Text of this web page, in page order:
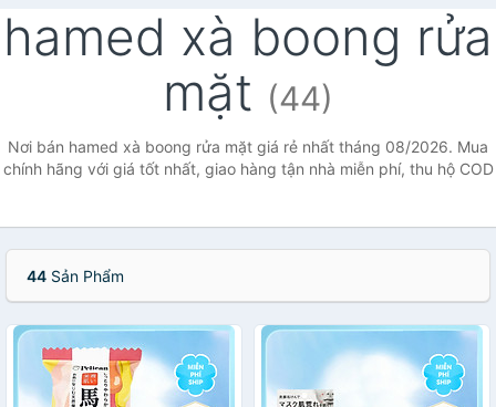
Face Shop
Face
Shop
chống
nước lâu
trôi Quick
Shop
hamed xà boong rửa
mặt (44)
Nơi bán hamed xà boong rửa mặt giá rẻ nhất tháng 08/2026. Mua
chính hãng với giá tốt nhất, giao hàng tận nhà miễn phí, thu hộ COD
44 Sản Phẩm